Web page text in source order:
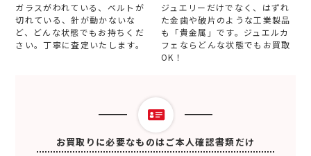
ガラスがわれている、ベルトが
切れている、針が動かないな
ど、どんな状態でもお持ちくだ
さい。丁寧に査定いたします。
ジュエリーだけでなく、はずれ
た金歯や破片のような工業製品
も「貴金属」です。ジュエルカ
フェならどんな状態でもお買取
OK！
お買取りに必要なものはご本人確認書類だけ